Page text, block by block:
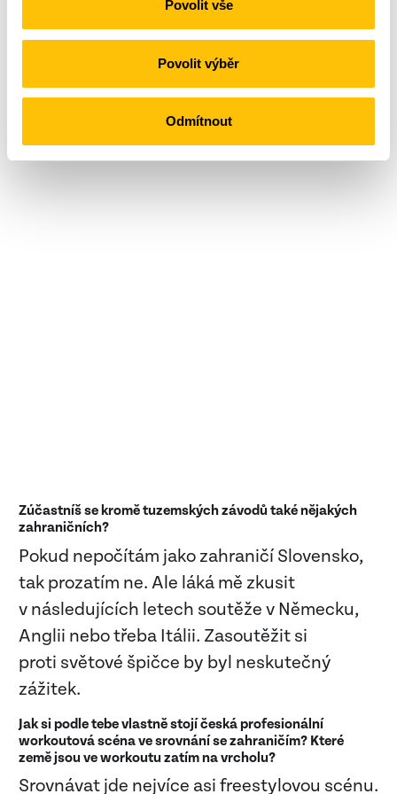
Povolit vše
Povolit výběr
Odmítnout
Zúčastníš se kromě tuzemských závodů také nějakých
zahraničních?
Pokud nepočítám jako zahraničí Slovensko,
tak prozatím ne. Ale láká mě zkusit
v následujících letech soutěže v Německu,
Anglii nebo třeba Itálii. Zasoutěžit si
proti světové špičce by byl neskutečný
zážitek.
Jak si podle tebe vlastně stojí česká profesionální
workoutová scéna ve srovnání se zahraničím? Které
země jsou ve workoutu zatím na vrcholu?
Srovnávat jde nejvíce asi freestylovou scénu.